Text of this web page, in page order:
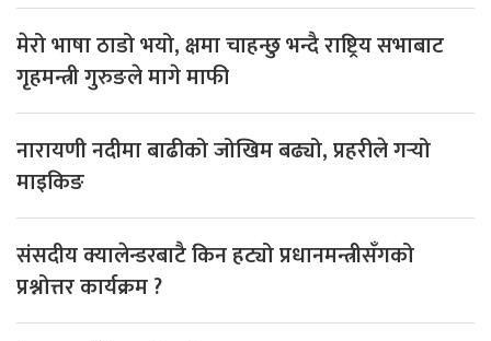
मेरो भाषा ठाडो भयो, क्षमा चाहन्छु भन्दै राष्ट्रिय सभाबाट
गृहमन्त्री गुरुङले मागे माफी
नारायणी नदीमा बाढीको जोखिम बढ्यो, प्रहरीले गर्‍यो
माइकिङ
संसदीय क्यालेन्डरबाटै किन हट्यो प्रधानमन्त्रीसँगको
प्रश्नोत्तर कार्यक्रम ?